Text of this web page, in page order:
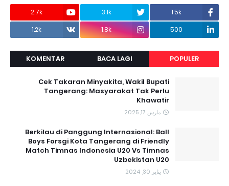
1.5k
3.1k
2.7k
500
1.8k
1.2k
POPULER
BACA LAGI
KOMENTAR
Cek Takaran Minyakita, Wakil Bupati
Tangerang: Masyarakat Tak Perlu
Khawatir
مارس 17, 2025
Berkilau di Panggung Internasional: Ball
Boys Forsgi Kota Tangerang di Friendly
Match Timnas Indonesia U20 Vs Timnas
Uzbekistan U20
يناير 30, 2024